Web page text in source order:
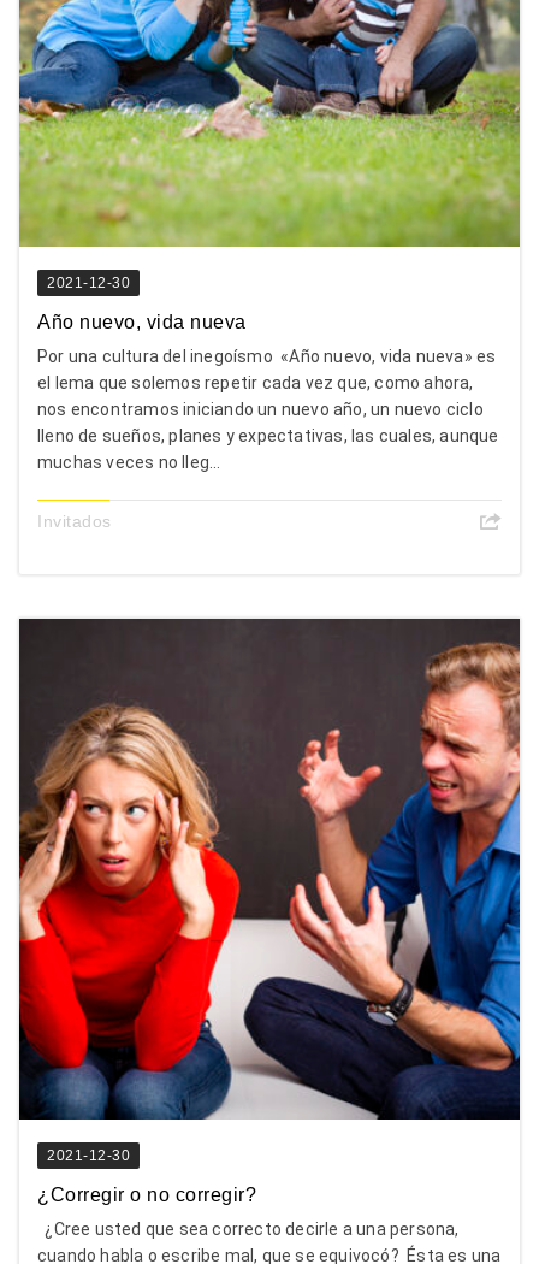
2021-12-30
Año nuevo, vida nueva
Por una cultura del inegoísmo «Año nuevo, vida nueva» es
el lema que solemos repetir cada vez que, como ahora,
nos encontramos iniciando un nuevo año, un nuevo ciclo
lleno de sueños, planes y expectativas, las cuales, aunque
muchas veces no lleg...
Invitados
2021-12-30
¿Corregir o no corregir?
¿Cree usted que sea correcto decirle a una persona,
cuando habla o escribe mal, que se equivocó? Ésta es una